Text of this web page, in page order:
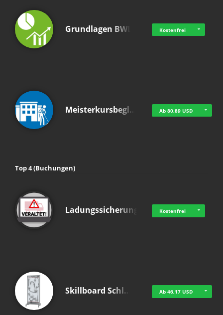
Grundlagen BWL Kostenfrei
Meisterkursbegl… Ab 80,89 USD
Top 4 (Buchungen)
Ladungssicherung Kostenfrei
Skillboard Schl… Ab 46,17 USD